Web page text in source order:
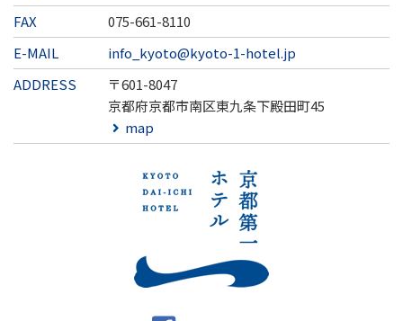
FAX
075-661-8110
E-MAIL
info_kyoto@kyoto-1-hotel.jp
ADDRESS
〒601-8047
京都府京都市南区東九条下殿田町45
map